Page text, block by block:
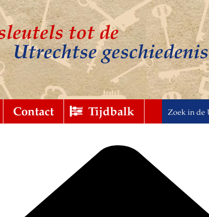
tot de
Utrechtse geschiedenis
Contact Tijdbalk